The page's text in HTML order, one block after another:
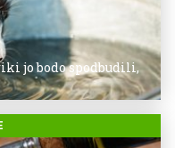
jo bodo spodbudili,